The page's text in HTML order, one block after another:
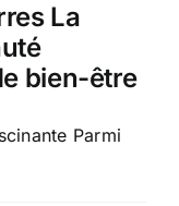
La
bien-être
Parmi